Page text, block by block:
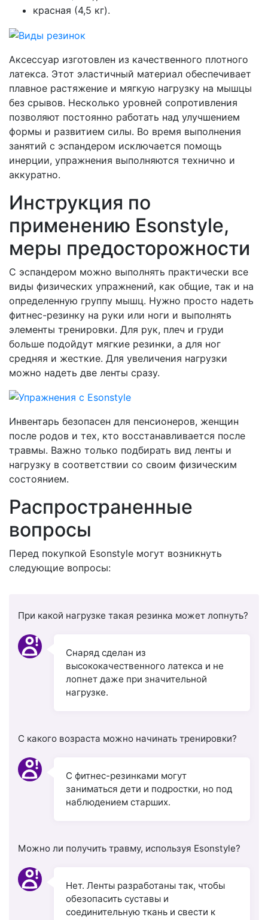
красная (4,5 кг).
Аксессуар изготовлен из качественного плотного
латекса. Этот эластичный материал обеспечивает
плавное растяжение и мягкую нагрузку на мышцы
без срывов. Несколько уровней сопротивления
позволяют постоянно работать над улучшением
формы и развитием силы. Во время выполнения
занятий с эспандером исключается помощь
инерции, упражнения выполняются технично и
аккуратно.
Инструкция по
применению Еsonstyle,
меры предосторожности
С эспандером можно выполнять практически все
виды физических упражнений, как общие, так и на
определенную группу мышц. Нужно просто надеть
фитнес-резинку на руки или ноги и выполнять
элементы тренировки. Для рук, плеч и груди
больше подойдут мягкие резинки, а для ног
средняя и жесткие. Для увеличения нагрузки
можно надеть две ленты сразу.
Инвентарь безопасен для пенсионеров, женщин
после родов и тех, кто восстанавливается после
травмы. Важно только подбирать вид ленты и
нагрузку в соответствии со своим физическим
состоянием.
Распространенные
вопросы
Перед покупкой Esonstyle могут возникнуть
следующие вопросы:
При какой нагрузке такая резинка может лопнуть?
Снаряд сделан из
высококачественного латекса и не
лопнет даже при значительной
нагрузке.
С какого возраста можно начинать тренировки?
С фитнес-резинками могут
заниматься дети и подростки, но под
наблюдением старших.
Можно ли получить травму, используя Esonstyle?
Нет. Ленты разработаны так, чтобы
обезопасить суставы и
соединительную ткань и свести к